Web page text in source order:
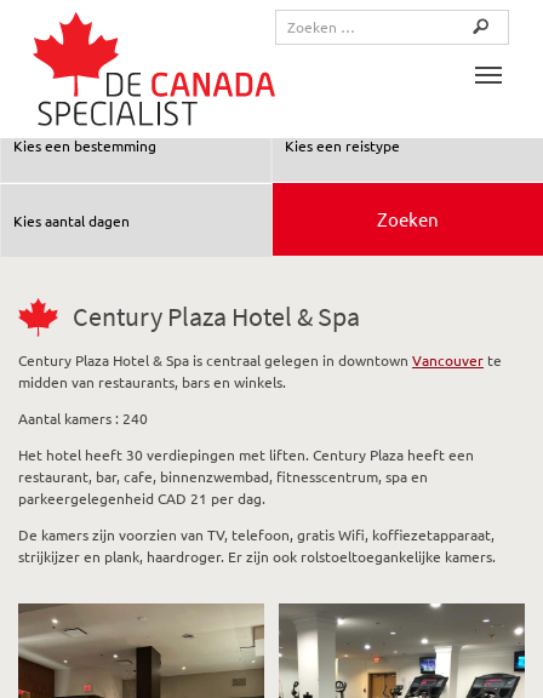
Century Plaza Hotel & Spa
Century Plaza Hotel & Spa is centraal gelegen in downtown Vancouver te
midden van restaurants, bars en winkels.
Aantal kamers : 240
Het hotel heeft 30 verdiepingen met liften. Century Plaza heeft een
restaurant, bar, cafe, binnenzwembad, fitnesscentrum, spa en
parkeergelegenheid CAD 21 per dag.
De kamers zijn voorzien van TV, telefoon, gratis Wifi, koffiezetapparaat,
strijkijzer en plank, haardroger. Er zijn ook rolstoeltoegankelijke kamers.